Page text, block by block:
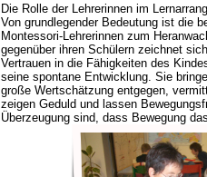
Die Rolle der Lehrerinnen im
Von grundlegender Bedeutung ist die
Montessori-Lehrerinnen zum
gegenüber ihren Schülern zeichnet
Vertrauen in die Fähigkeiten des
seine spontane Entwicklung. Sie
große Wertschätzung entgegen,
zeigen Geduld und lassen
Überzeugung sind, dass Bewegung